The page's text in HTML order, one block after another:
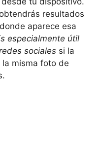
resultados
aparece esa
especialmente útil
sociales si la
misma foto de